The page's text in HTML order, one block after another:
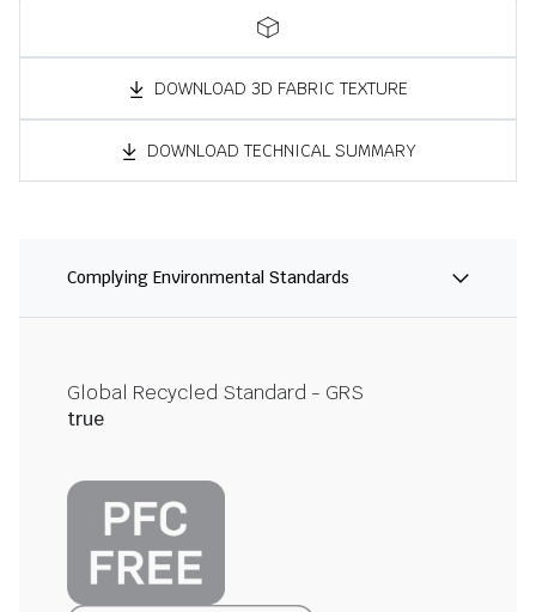
DOWNLOAD 3D FABRIC TEXTURE
DOWNLOAD TECHNICAL SUMMARY
Complying Environmental Standards
Global Recycled Standard - GRS
true